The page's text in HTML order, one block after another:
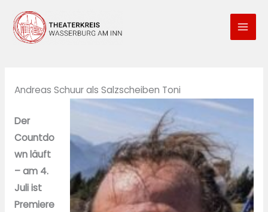
Inhalt
springen
Andreas Schuur als Salzscheiben Toni
Der
Countdo
wn läuft
– am 4.
Juli ist
Premiere